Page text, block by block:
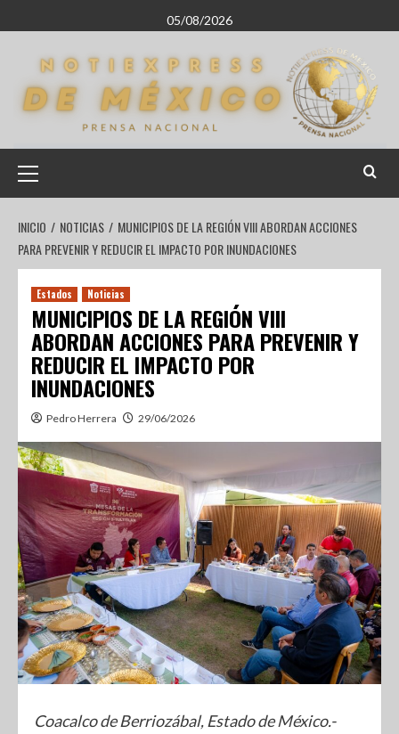
05/08/2026
INICIO NOTICIAS
MUNICIPIOS DE LA REGIÓN VIII ABORDAN ACCIONES
PARA PREVENIR Y REDUCIR EL IMPACTO POR INUNDACIONES
Estados Noticias
MUNICIPIOS DE LA REGIÓN VIII
ABORDAN ACCIONES PARA PREVENIR Y
REDUCIR EL IMPACTO POR
INUNDACIONES
Pedro Herrera 29/06/2026
Coacalco de Berriozábal, Estado de México.-